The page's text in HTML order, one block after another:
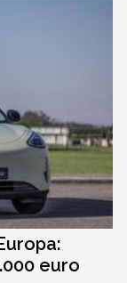
euro